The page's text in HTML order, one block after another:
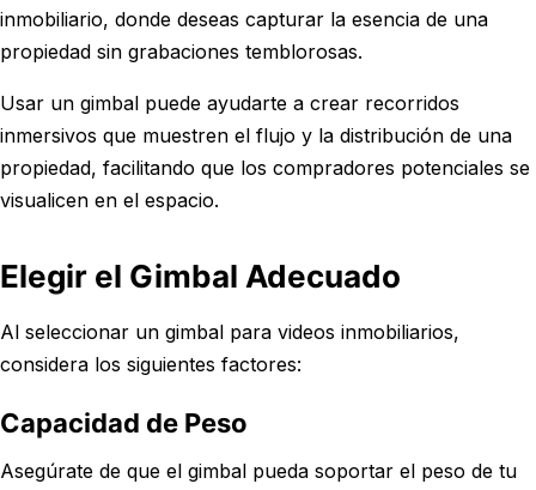
inmobiliario, donde deseas capturar la esencia de una
propiedad sin grabaciones temblorosas.
Usar un gimbal puede ayudarte a crear recorridos
inmersivos que muestren el flujo y la distribución de una
propiedad, facilitando que los compradores potenciales se
visualicen en el espacio.
Elegir el Gimbal Adecuado
Al seleccionar un gimbal para videos inmobiliarios,
considera los siguientes factores:
Capacidad de Peso
Asegúrate de que el gimbal pueda soportar el peso de tu